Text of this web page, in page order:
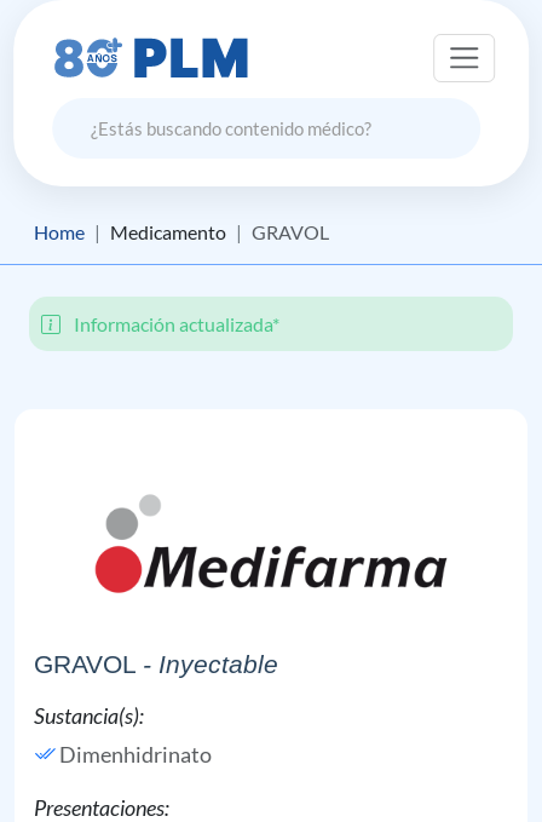
Home Medicamento GRAVOL
Información actualizada*
GRAVOL - Inyectable
Sustancia(s):
Dimenhidrinato
Presentaciones: